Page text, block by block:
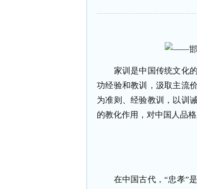
家训是中国传统文化的
功经验和教训，汲取主流
为准则、经验教训，以训
的教化作用，对中国人品
在中国古代，“忠孝”是